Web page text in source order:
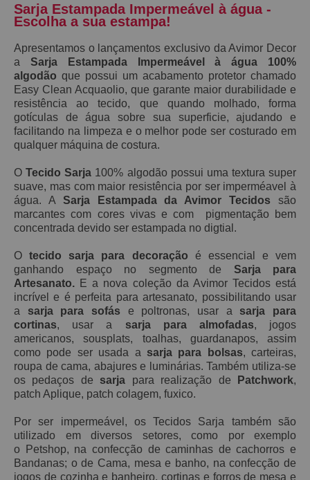
Sarja Estampada Impermeável à água -
Escolha a sua estampa!
Apresentamos o lançamentos exclusivo da Avimor Decor
a Sarja Estampada Impermeável à água 100%
algodão que possui um acabamento protetor chamado
Easy C lean Acquaolio, que garante maior durabilidade e
resistência ao tecido, que quando molhado, forma
gotículas de água sobre sua superficie, ajudando e
facilitando na limpeza e o melhor pode ser costurado em
qualquer máquina de costura.
OTecido Sarja 100% algodão possui uma textura super
suave, mas com maior resistência por ser imperméavel à
água. A Sarja Estampada da Avimor Tecidos são
marcantes com cores vivas e com pigmentação bem
concentrada devido ser estampada no digtial.
Otecido sarja para decoração é essencial e vem
ganhando espaço no segmento de Sarja para
Artesanato. E a nova coleção da Avimor Tecidos está
incrível e é perfeita para artesanato, possibilitando usar
a sarja para sofás e poltronas, usar a sarja para
cortinas, usar a sarja para almofadas, jogos
americanos, sousplats, toalhas, guardanapos, assim
como pode ser usada a sarja para bolsas, carteiras,
roupa de cama, abajures e luminárias. Também utiliza-se
os pedaços de sarja para realização de Patchwork,
patch Aplique, patch colagem, fuxico.
Por ser impermeável, os Tecidos Sarja também são
utilizado em diversos setores, como por exemplo
o Petshop, na confecção de caminhas de cachorros e
Bandanas; o de Cama, mesa e banho, na confecção de
jogos de cozinha e banheiro, cortinas e forros de mesa e